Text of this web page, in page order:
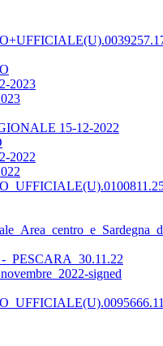
2023
15-12-2022
2022
_PESCARA_30.11.22
signed